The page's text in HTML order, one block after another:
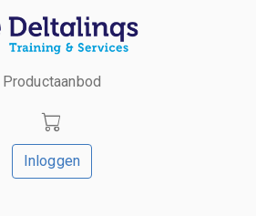
Productaanbod
Inloggen